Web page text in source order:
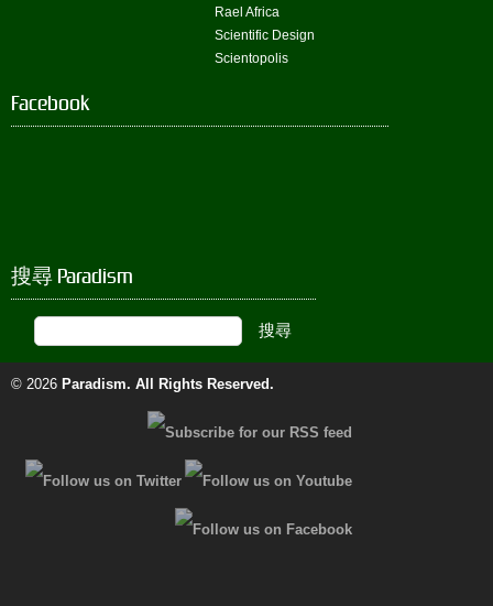
Rael Africa
Scientific Design
Scientopolis
Facebook
搜尋 Paradism
© 2026 Paradism. All Rights Reserved.